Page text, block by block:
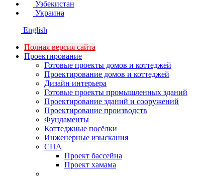
Узбекистан
Украина
English
Полная версия сайта
Проектирование
Готовые проекты домов и коттеджей
Проектирование домов и коттеджей
Дизайн интерьера
Готовые проекты промышленных зданий
Проектирование зданий и сооружений
Проектирование производств
Фундаменты
Коттеджные посёлки
Инженерные изыскания
СПА
Проект бассейна
Проект хамама